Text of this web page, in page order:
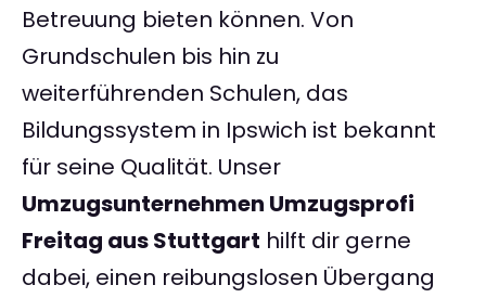
Betreuung bieten können. Von
Grundschulen bis hin zu
weiterführenden Schulen, das
Bildungssystem in Ipswich ist bekannt
für seine Qualität. Unser
Umzugsunternehmen Umzugsprofi
Freitag aus Stuttgart hilft dir gerne
dabei, einen reibungslosen Übergang